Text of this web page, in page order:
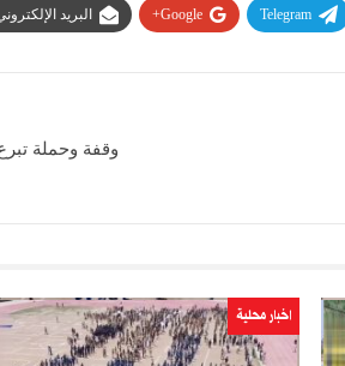
Telegram
Google+ البريد
وقفة وحملة
اخبار محلية